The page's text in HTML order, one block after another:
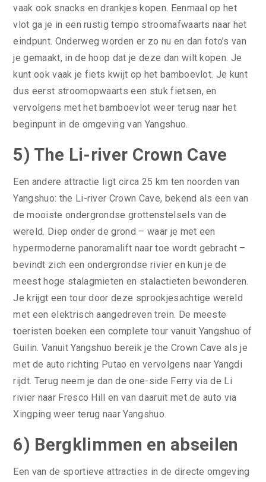
vaak ook snacks en drankjes kopen. Eenmaal op het
vlot ga je in een rustig tempo stroomafwaarts naar het
eindpunt. Onderweg worden er zo nu en dan foto’s van
je gemaakt, in de hoop dat je deze dan wilt kopen. Je
kunt ook vaak je fiets kwijt op het bamboevlot. Je kunt
dus eerst stroomopwaarts een stuk fietsen, en
vervolgens met het bamboevlot weer terug naar het
beginpunt in de omgeving van Yangshuo.
5) The Li-river Crown Cave
Een andere attractie ligt circa 25 km ten noorden van
Yangshuo: the Li-river Crown Cave, bekend als een van
de mooiste ondergrondse grottenstelsels van de
wereld. Diep onder de grond – waar je met een
hypermoderne panoramalift naar toe wordt gebracht –
bevindt zich een ondergrondse rivier en kun je de
meest hoge stalagmieten en stalactieten bewonderen.
Je krijgt een tour door deze sprookjesachtige wereld
met een elektrisch aangedreven trein. De meeste
toeristen boeken een complete tour vanuit Yangshuo of
Guilin. Vanuit Yangshuo bereik je the Crown Cave als je
met de auto richting Putao en vervolgens naar Yangdi
rijdt. Terug neem je dan de one-side Ferry via de Li
rivier naar Fresco Hill en van daaruit met de auto via
Xingping weer terug naar Yangshuo.
6) Bergklimmen en abseilen
Een van de sportieve attracties in de directe omgeving